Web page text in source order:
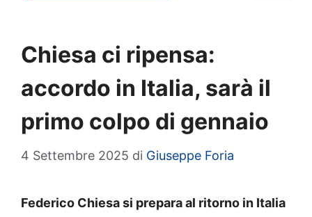
Chiesa ci ripensa:
accordo in Italia, sarà il
primo colpo di gennaio
4 Settembre 2025 di Giuseppe Foria
Federico Chiesa si prepara al ritorno in Italia